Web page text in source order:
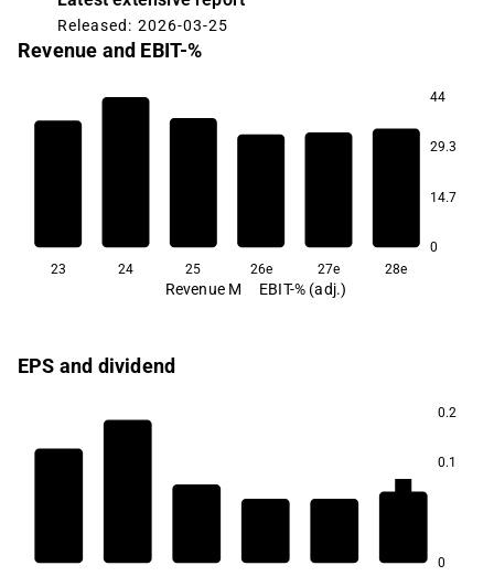
Released: 2026-03-25
Revenue and EBIT-%
44
29.3
14.7
0
23 24 25 26e 27e 28e
Revenue M EBIT-% (adj.)
EPS and dividend
0.2
0.1
0